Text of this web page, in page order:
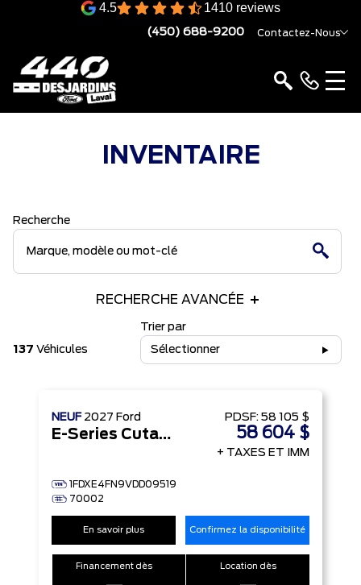
4.5 1410 reviews
(450) 688-9200 Contactez-Nous
INVENTAIRE
Recherche
RECHERCHE AVANCÉE
137 Véhicules
Trier par
Sélectionner
NEUF 2027 Ford
E-Series Cutaway
1FDXE4FN9VDD09519
70002
PDSF: 58 105 $
58 604 $
+ TAXES ET IMM
En savoir plus Confirmez la disponibilité
Financement dès Location dès